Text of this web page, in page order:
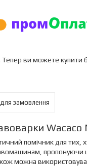
Тепер ви можете
замовлення
помічник для тих,
пропонуючи
можна